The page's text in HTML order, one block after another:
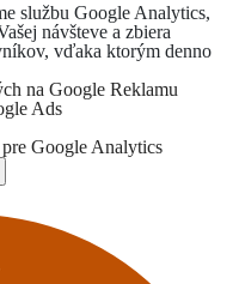
službu Google Analytics,
návšteve a zbiera
vďaka ktorým denno
na Google Reklamu
Ads
Google Analytics